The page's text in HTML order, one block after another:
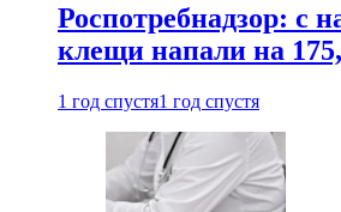
Роспотребнадзор: с
клещи напали на
1 год спустя1 год спустя